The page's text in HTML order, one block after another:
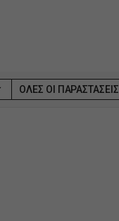
ΟΛΕΣ ΟΙ ΠΑΡΑΣΤΑΣΕΙΣ